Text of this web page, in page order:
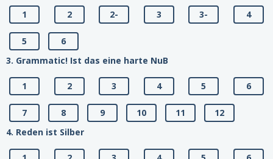
1 2 2- 3 3- 4
5
6
3. Grammatic! Ist das eine harte NuB
1 2 3 4 5 6
7 8 9 10 11
12
4. Reden ist Silber